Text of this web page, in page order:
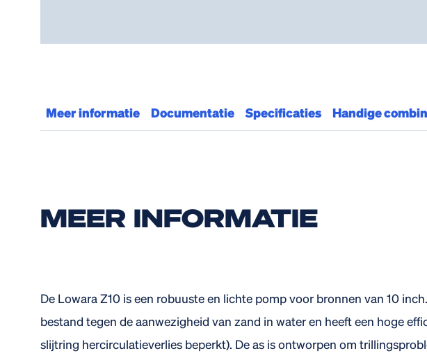
Meer informatie Documentatie Specificaties Handige
MEER INFORMATIE
De Lowara Z10 is een robuuste en lichte pomp voor bronnen van 10
bestand tegen de aanwezigheid van zand in water en heeft een hoge
slijtring hercirculatieverlies beperkt). De as is ontworpen om